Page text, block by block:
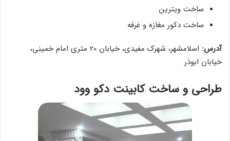
ساخت ویترین
ساخت دکور مغازه و غرفه
آدرس:
اسلامشهر، شهرک مفیدی، خیابان 20 متری امام خمینی،
خیابان ابوذر
طراحی و ساخت کابینت دکو وود